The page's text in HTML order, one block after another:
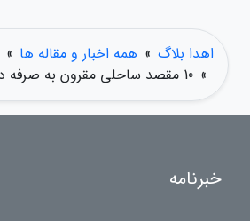
اهدا بلاگ » همه اخبار و مقاله ها »
» 10 مقصد ساحلی مقرون به صرفه در آسیا
خبرنامه